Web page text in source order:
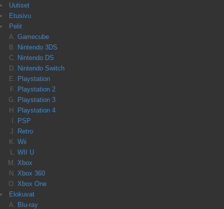
Uutiset
Etusivu
Pelit
Gamecube
Nintendo 3DS
Nintendo DS
Nintendo Switch
Playstation
Playstation 2
Playstation 3
Playstation 4
PSP
Retro
Wii
WII U
Xbox
Xbox 360
Xbox One
Elokuvat
Blu-ray